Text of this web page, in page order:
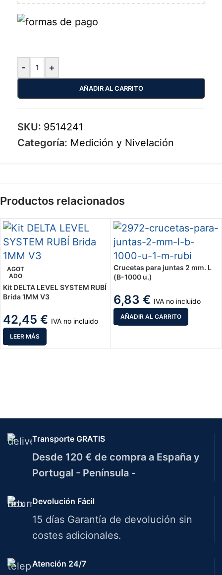
- +
AÑADIR AL CARRITO
SKU: 9514241
Categoría: Medición y Nivelación
Productos relacionados
AGOT
ADO
Kit DELTA LEVEL SYSTEM RUBÍ
Brida 1MM V3
42,45 € IVA no incluido
LEER MÁS
Crucetas para juntas 2 mm. L
(B-1000 u.)
6,83 € IVA no incluido
AÑADIR AL CARRITO
Transporte GRATIS
Desde 120 € de compra a España y
Portugal - Península -
Devolución Fácil
15 días Garantía de devolución sin
costes adicionales.
Atención 24/7